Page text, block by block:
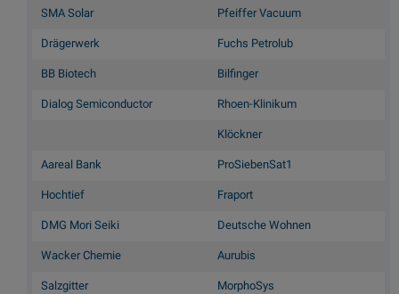
SMA Solar Pfeiffer Vacuum
Drägerwerk Fuchs Petrolub
BB Biotech Bilfinger
Dialog Semiconductor Rhoen-Klinikum
Klöckner
Aareal Bank ProSiebenSat1
Hochtief Fraport
DMG Mori Seiki Deutsche Wohnen
Wacker Chemie Aurubis
Salzgitter MorphoSys